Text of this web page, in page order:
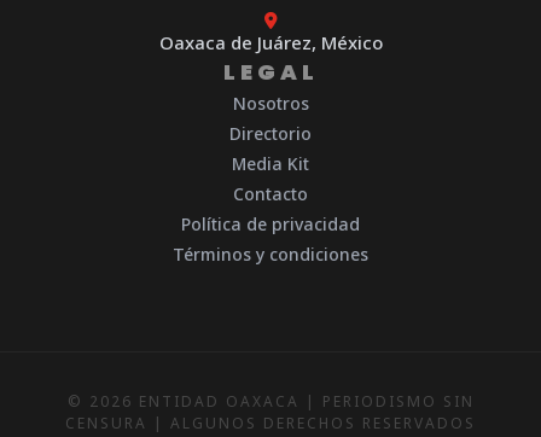
Oaxaca de Juárez, México
LEGAL
Nosotros
Directorio
Media Kit
Contacto
Política de privacidad
Términos y condiciones
© 2026 ENTIDAD OAXACA | PERIODISMO SIN
CENSURA | ALGUNOS DERECHOS RESERVADOS